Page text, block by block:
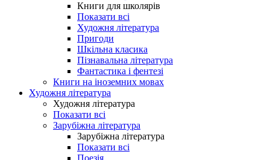
Книги для школярів
Показати всі
Художня література
Пригоди
Шкільна класика
Пізнавальна література
Фантастика і фентезі
Книги на іноземних мовах
Художня література
Художня література
Показати всі
Зарубіжна література
Зарубіжна література
Показати всі
Поезія